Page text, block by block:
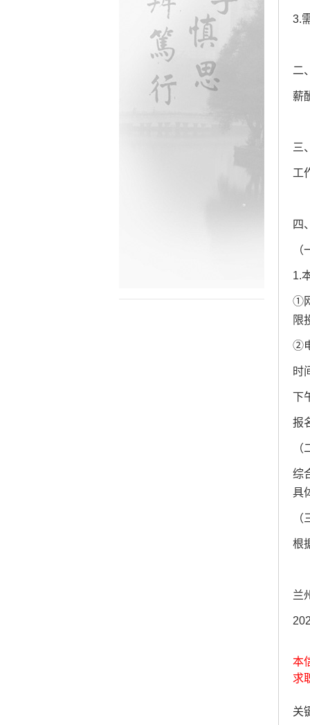
3.
二
薪
三
工
四
1.
①
限
②
时
下
报
综
具
根
兰
本
求
关